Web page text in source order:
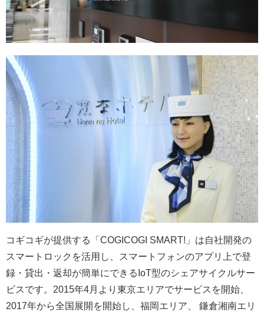
コギコギが提供する「COGICOGI SMART!」は自社開発の
スマートロックを活用し、スマートフォンのアプリ上で登
録・貸出・返却が簡単にできるIoT型のシェアサイクルサー
ビスです。2015年4月より東京エリアでサービスを開始、
2017年から全国展開を開始し、福岡エリア、 鎌倉湘南エリ